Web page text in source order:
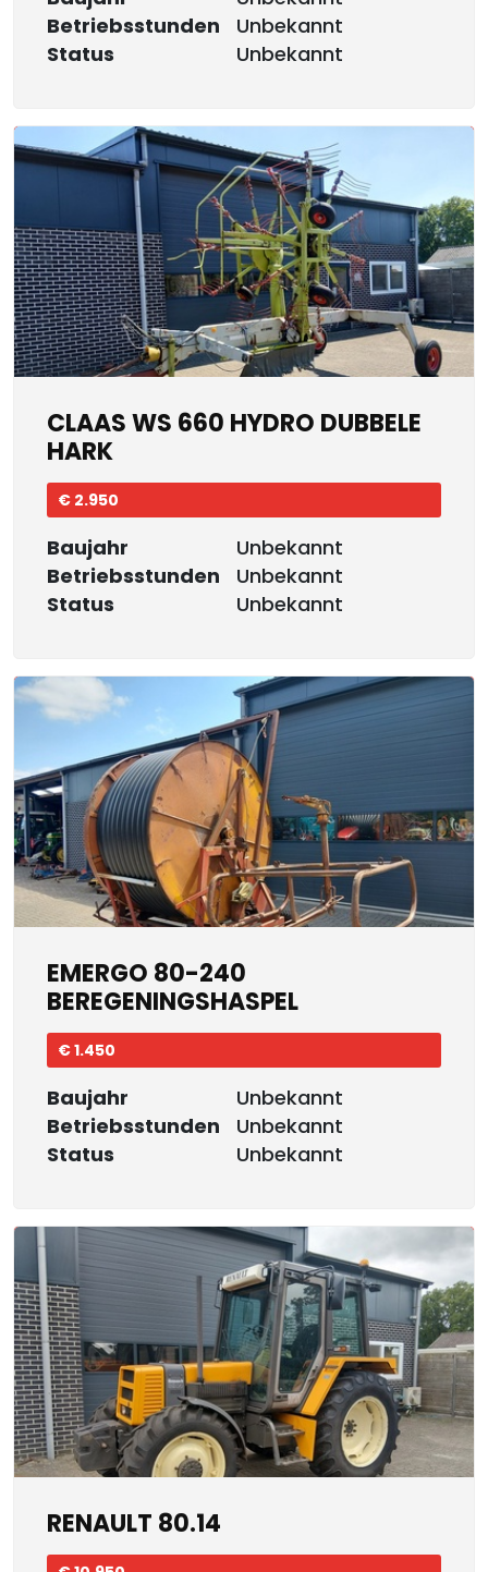
Betriebsstunden
Unbekannt
Status
Unbekannt
CLAAS WS 660 HYDRO DUBBELE
HARK
€ 2.950
Baujahr
Unbekannt
Betriebsstunden
Unbekannt
Status
Unbekannt
EMERGO 80-240
BEREGENINGSHASPEL
€ 1.450
Baujahr
Unbekannt
Betriebsstunden
Unbekannt
Status
Unbekannt
RENAULT 80.14